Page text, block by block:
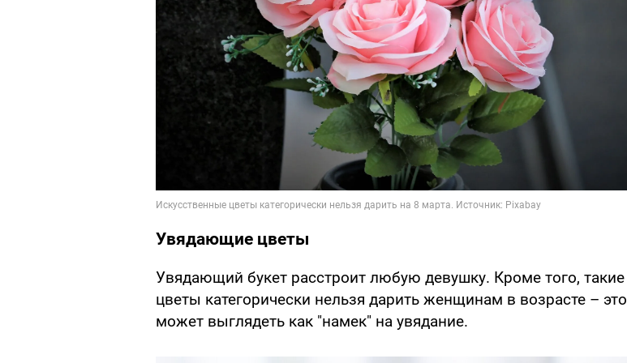
Увядающие цветы
Увядающий букет расстроит любую девушку. Кроме того, такие
цветы категорически нельзя дарить женщинам в возрасте – это
может выглядеть как "намек" на увядание.